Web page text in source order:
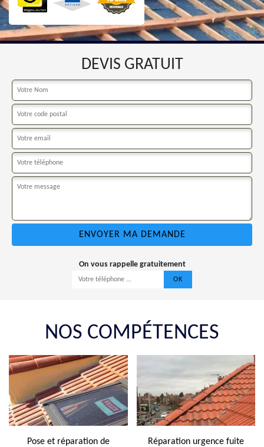
DEVIS GRATUIT
On vous rappelle gratuitement
NOS COMPÉTENCES
Pose et réparation de
Réparation urgence fuite